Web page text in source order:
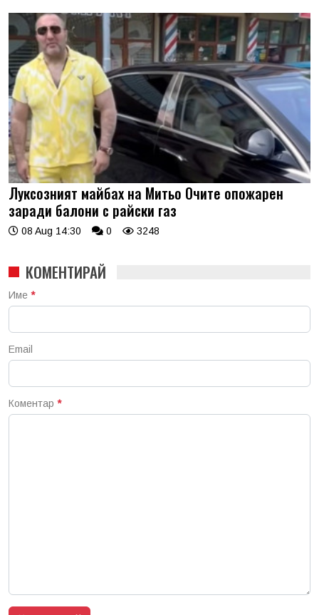
Луксозният майбах на Митьо Очите опожарен
заради балони с райски газ
08 Aug 14:30 0 3248
КОМЕНТИРАЙ
Име *
Email
Коментар *